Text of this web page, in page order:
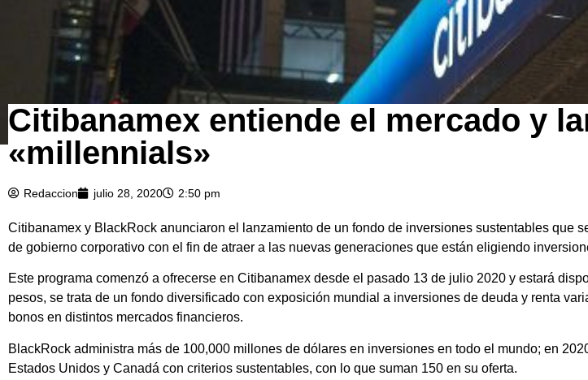
Citibanamex entiende el mercado y
«millennials»
Redaccion julio 28, 2020 2:50 pm
Citibanamex y BlackRock anunciaron el lanzamiento de un fondo de inversiones sustentables que
de gobierno corporativo con el fin de atraer a las nuevas generaciones que están eligiendo
Este programa comenzó a ofrecerse en Citibanamex desde el pasado 13 de julio 2020 y estará
pesos, se trata de un fondo diversificado con exposición mundial a inversiones de deuda y renta
bonos en distintos mercados financieros.
BlackRock administra más de 100,000 millones de dólares en inversiones en todo el mundo; en
Estados Unidos y Canadá con criterios sustentables, con lo que suman 150 en su oferta.